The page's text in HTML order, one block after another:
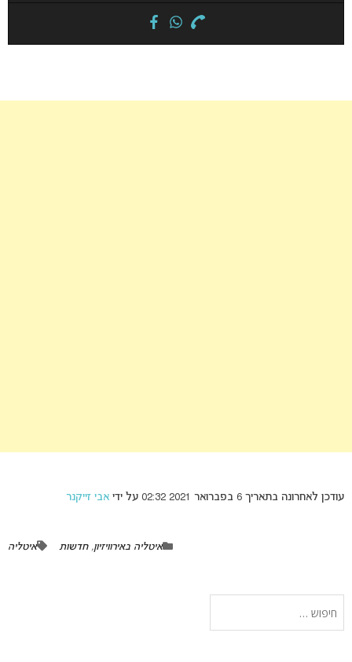
עודכן לאחרונה בתאריך 6 בפברואר 2021 02:32 על ידי אבי זייקנר
איטליה באירוויזיון,חדשות איטליה